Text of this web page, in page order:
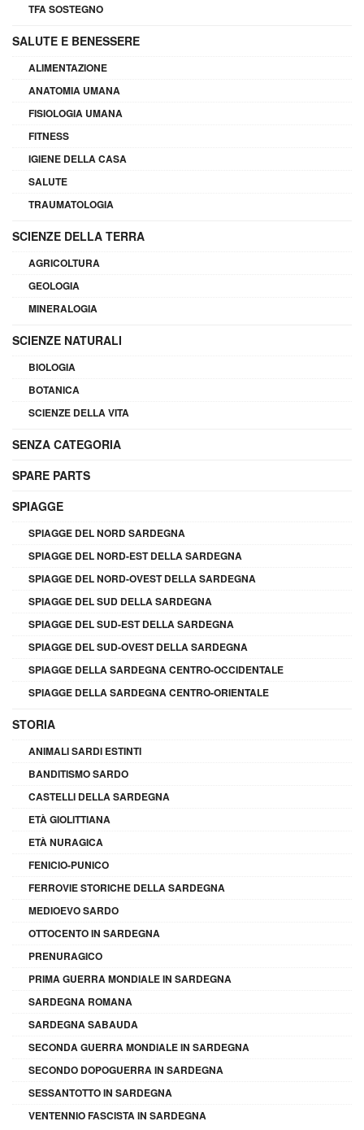
TFA SOSTEGNO
SALUTE E BENESSERE
ALIMENTAZIONE
ANATOMIA UMANA
FISIOLOGIA UMANA
FITNESS
IGIENE DELLA CASA
SALUTE
TRAUMATOLOGIA
SCIENZE DELLA TERRA
AGRICOLTURA
GEOLOGIA
MINERALOGIA
SCIENZE NATURALI
BIOLOGIA
BOTANICA
SCIENZE DELLA VITA
SENZA CATEGORIA
SPARE PARTS
SPIAGGE
SPIAGGE DEL NORD SARDEGNA
SPIAGGE DEL NORD-EST DELLA SARDEGNA
SPIAGGE DEL NORD-OVEST DELLA SARDEGNA
SPIAGGE DEL SUD DELLA SARDEGNA
SPIAGGE DEL SUD-EST DELLA SARDEGNA
SPIAGGE DEL SUD-OVEST DELLA SARDEGNA
SPIAGGE DELLA SARDEGNA CENTRO-OCCIDENTALE
SPIAGGE DELLA SARDEGNA CENTRO-ORIENTALE
STORIA
ANIMALI SARDI ESTINTI
BANDITISMO SARDO
CASTELLI DELLA SARDEGNA
ETÀ GIOLITTIANA
ETÀ NURAGICA
FENICIO-PUNICO
FERROVIE STORICHE DELLA SARDEGNA
MEDIOEVO SARDO
OTTOCENTO IN SARDEGNA
PRENURAGICO
PRIMA GUERRA MONDIALE IN SARDEGNA
SARDEGNA ROMANA
SARDEGNA SABAUDA
SECONDA GUERRA MONDIALE IN SARDEGNA
SECONDO DOPOGUERRA IN SARDEGNA
SESSANTOTTO IN SARDEGNA
VENTENNIO FASCISTA IN SARDEGNA